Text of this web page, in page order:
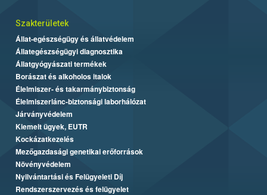
Szakterületek
Állat-egészségügy és állatvédelem
Állategészségügyi diagnosztika
Állatgyógyászati termékek
Borászat és alkoholos italok
Élelmiszer- és takarmánybiztonság
Élelmiszerlánc-biztonsági laborhálózat
Járványvédelem
Kiemelt ügyek, EUTR
Kockázatkezelés
Mezőgazdasági genetikai erőforrások
Növényvédelem
Nyilvántartási és Felügyeleti Díj
Rendszerszervezés és felügyelet